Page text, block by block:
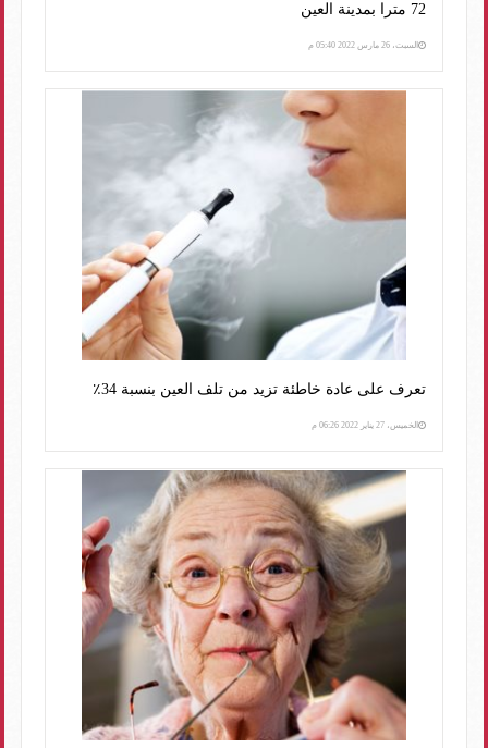
72 مترا بمدينة العين
السبت، 26 مارس 2022 05:40 م
تعرف على عادة خاطئة تزيد من تلف العين بنسبة 34٪
الخميس، 27 يناير 2022 06:26 م